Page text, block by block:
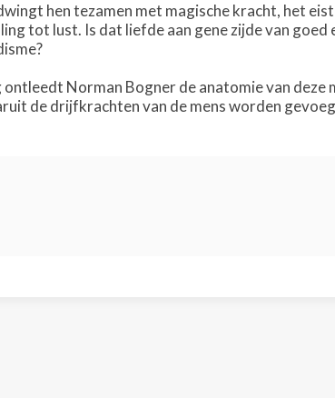
hen tezamen met magische kracht, het
tot lust. Is dat liefde aan gene zijde van
Norman Bogner de anatomie van
de drijfkrachten van de mens worden